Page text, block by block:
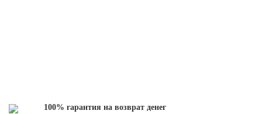
100% гарантия на возврат денег